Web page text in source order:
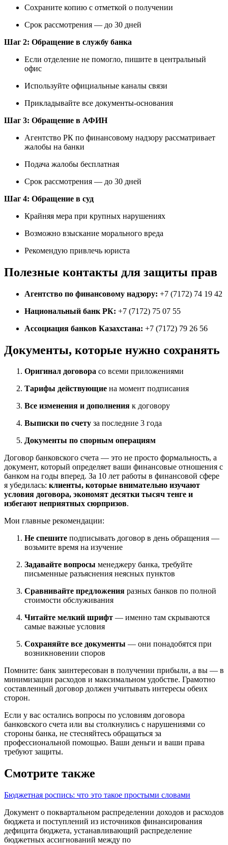
Сохраните копию с отметкой о получении
Срок рассмотрения — до 30 дней
Шаг 2: Обращение в службу банка
Если отделение не помогло, пишите в центральный
офис
Используйте официальные каналы связи
Прикладывайте все документы-основания
Шаг 3: Обращение в АФИН
Агентство РК по финансовому надзору рассматривает
жалобы на банки
Подача жалобы бесплатная
Срок рассмотрения — до 30 дней
Шаг 4: Обращение в суд
Крайняя мера при крупных нарушениях
Возможно взыскание морального вреда
Рекомендую привлечь юриста
Полезные контакты для защиты прав
Агентство по финансовому надзору: +7 (7172) 74 19 42
Национальный банк РК: +7 (7172) 75 07 55
Ассоциация банков Казахстана: +7 (7172) 79 26 56
Документы, которые нужно сохранять
Оригинал договора со всеми приложениями
Тарифы действующие на момент подписания
Все изменения и дополнения к договору
Выписки по счету за последние 3 года
Документы по спорным операциям
Договор банковского счета — это не просто формальность, а
документ, который определяет ваши финансовые отношения с
банком на годы вперед. За 10 лет работы в финансовой сфере
я убедилась: клиенты, которые внимательно изучают
условия договора, экономят десятки тысяч тенге и
избегают неприятных сюрпризов.
Мои главные рекомендации:
Не спешите подписывать договор в день обращения —
возьмите время на изучение
Задавайте вопросы менеджеру банка, требуйте
письменные разъяснения неясных пунктов
Сравнивайте предложения разных банков по полной
стоимости обслуживания
Читайте мелкий шрифт — именно там скрываются
самые важные условия
Сохраняйте все документы — они понадобятся при
возникновении споров
Помните: банк заинтересован в получении прибыли, а вы — в
минимизации расходов и максимальном удобстве. Грамотно
составленный договор должен учитывать интересы обеих
сторон.
Если у вас остались вопросы по условиям договора
банковского счета или вы столкнулись с нарушениями со
стороны банка, не стесняйтесь обращаться за
профессиональной помощью. Ваши деньги и ваши права
требуют защиты.
Смотрите также
Бюджетная роспись: что это такое простыми словами
Документ о поквар­тальном распределении доходов и расходов
бю­джета и поступлений из источников финансиро­вания
дефицита бюджета, устанавливающий распределение
бюджетных ассигнований между по